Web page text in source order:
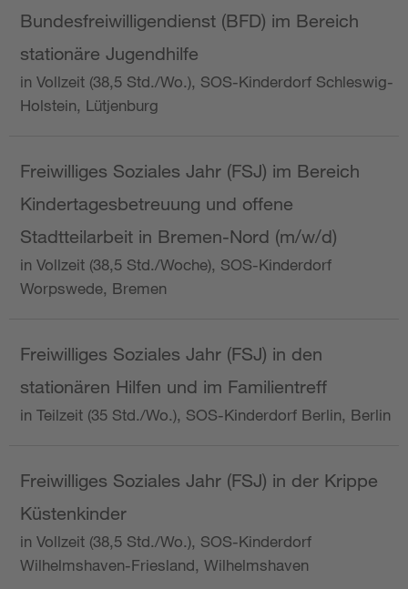
Bundesfreiwilligendienst (BFD) im Bereich
stationäre Jugendhilfe
in Vollzeit (38,5 Std./Wo.), SOS-Kinderdorf Schleswig-
Holstein, Lütjenburg
Freiwilliges Soziales Jahr (FSJ) im Bereich
Kindertagesbetreuung und offene
Stadtteilarbeit in Bremen-Nord (m/w/d)
in Vollzeit (38,5 Std./Woche), SOS-Kinderdorf
Worpswede, Bremen
Freiwilliges Soziales Jahr (FSJ) in den
stationären Hilfen und im Familientreff
in Teilzeit (35 Std./Wo.), SOS-Kinderdorf Berlin, Berlin
Freiwilliges Soziales Jahr (FSJ) in der Krippe
Küstenkinder
in Vollzeit (38,5 Std./Wo.), SOS-Kinderdorf
Wilhelmshaven-Friesland, Wilhelmshaven